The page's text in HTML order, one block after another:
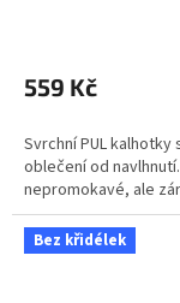
559 Kč
Svrchní PUL
oblečení od
nepromokavé, ale
Bez křidélek